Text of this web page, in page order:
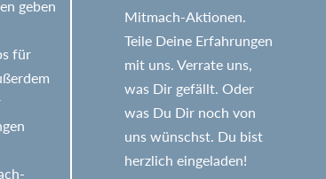
geben
für
Mitmach-Aktionen.
Teile Deine Erfahrungen
mit uns. Verrate uns,
was Dir gefällt. Oder
was Du Dir noch von
uns wünschst. Du bist
herzlich eingeladen!